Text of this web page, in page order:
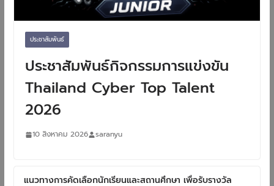
ประชาสัมพันธ์
ประชาสัมพันธ์กิจกรรมการแข่งขัน
Thailand Cyber Top Talent
2026
10 สิงหาคม 2026 saranyu
แนวทางการคัดเลือกนักเรียนและสถานศึกษา เพื่อรับรางวัล